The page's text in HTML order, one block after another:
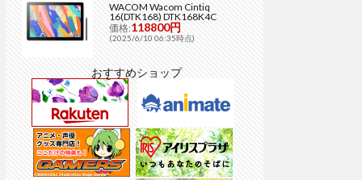
WACOM Wacom Cintiq
16(DTK168) DTK168K4C
価格:118800円
(2025/6/10 06:35時点)
おすすめショップ